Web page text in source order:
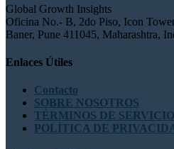
Global Growth Insights
Oficina No.- B, 2do Piso, Icon
Baner, Pune 411045, Maharashtra,
Enlaces Útiles
Contacto
SOBRE NOSOTROS
TÉRMINOS DE SERVICIO
POLÍTICA DE